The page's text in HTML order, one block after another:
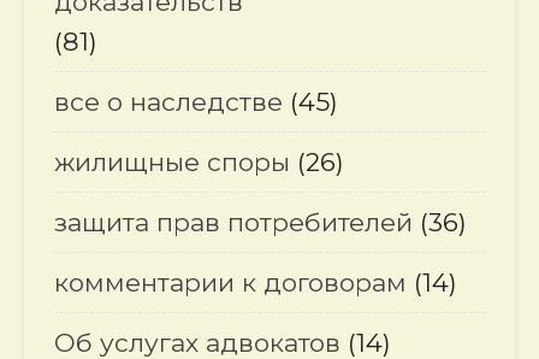
(81)
все о наследстве (45)
жилищные споры (26)
защита прав потребителей (36)
комментарии к договорам (14)
Об услугах адвокатов (14)